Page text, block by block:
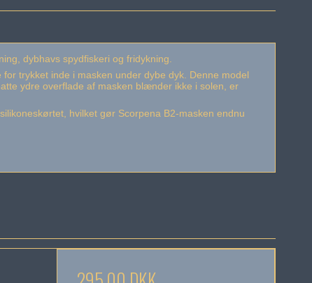
dybhavs spydfiskeri og fridykning.
trykket inde i masken under dybe dyk. Denne model
ydre overflade af masken blænder ikke i solen, er
hvilket gør Scorpena B2-masken endnu